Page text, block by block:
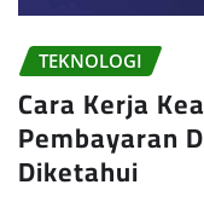
TEKNOLOGI
Cara Kerja
Pembayaran
Diketahui